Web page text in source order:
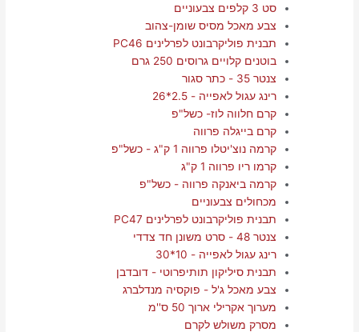
סט 3 קלפים צבעוניים
צבע מאכל מסיס שומן-צהוב
תבנית פוליקרבונט לפרלינים PC46
בוטנים קלויים גרוסים 250 גרם
צנטר 35 - כתר סגור
רינג עגול לאפייה - 2.5*26
קרם חלווה לוז- כשל"פ
קרם בייגלה פרווה
קרמה נוצ'יטלו פרווה 1 ק"ג - כשל"פ
קרמו ריו פרווה 1 ק"ג
קרמה ביאנקה פרווה - כשל"פ
מכחולים צבעוניים
תבנית פוליקרבונט לפרלינים PC47
צנטר 48 - סרט משונן חד צדדי
רינג עגול לאפייה - 10*30
תבנית סיליקון תותיפרוטי - דובדבן
צבע מאכל ג'ל - פוקסיה מנדלברג
מערוך אקרילי ארוך 50 ס''מ
מסרק משולש לקרם